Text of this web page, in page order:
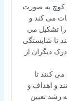
کوچ به صورت
می کند و
را تشکیل می
تا شایستگی
دیگران از
کنند تا
و اهداف و
رشد تعیین